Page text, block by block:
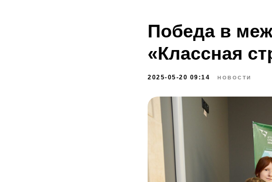
Победа в
«Классная
2025-05-20 09:14 НОВОСТИ